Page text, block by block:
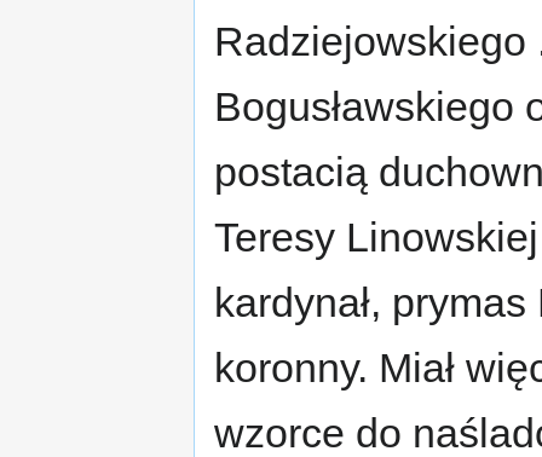
Radziejowskiego
Bogusławskiego
postacią
Teresy
kardynał,
koronny. Miał
wzorce do